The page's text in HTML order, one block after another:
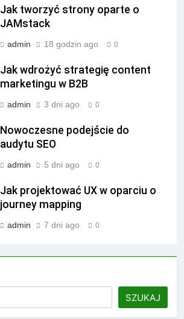
Jak tworzyć strony oparte o
JAMstack
admin 18 godzin ago 0
Jak wdrożyć strategię content
marketingu w B2B
admin 3 dni ago 0
Nowoczesne podejście do
audytu SEO
admin 5 dni ago 0
Jak projektować UX w oparciu o
journey mapping
admin 7 dni ago 0
SZUKAJ